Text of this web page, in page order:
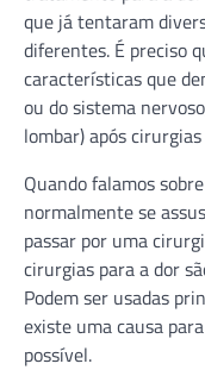
que já tentaram
diferentes. É preciso
características que
ou do sistema
lombar) após
Quando falamos
normalmente se
passar por uma
cirurgias para a dor
Podem ser usadas
existe uma causa
possível.